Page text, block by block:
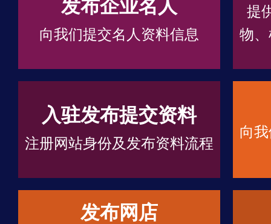
发布企业名人
向我们提交名人资料信息
提
物
入驻发布提交资料
注册网站身份及发布资料流程
向
发布网店